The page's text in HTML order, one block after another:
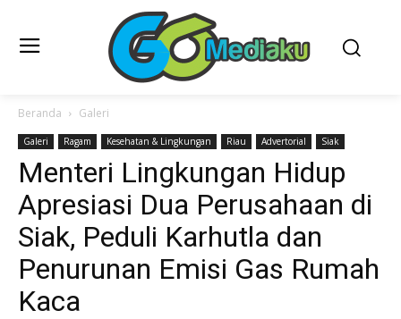
Beranda Galeri
Galeri Ragam Kesehatan & Lingkungan Riau Advertorial Siak
Menteri Lingkungan Hidup
Apresiasi Dua Perusahaan di
Siak, Peduli Karhutla dan
Penurunan Emisi Gas Rumah
Kaca